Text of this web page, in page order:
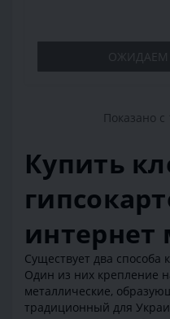
ОЖИДАЕМ
Показано с
Купить
интернет
Существует два способа
Один из них крепление
металлические,
традиционный для